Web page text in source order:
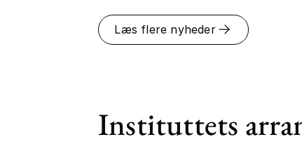
Læs flere nyheder
Instituttets